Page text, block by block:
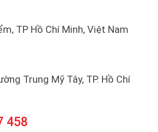
TP Hồ Chí Minh, Việt Nam
Trung Mỹ Tây, TP. Hồ Chí
458